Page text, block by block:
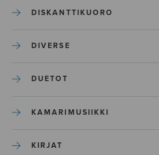
DISKANTTIKUORO
DIVERSE
DUETOT
KAMARIMUSIIKKI
KIRJAT